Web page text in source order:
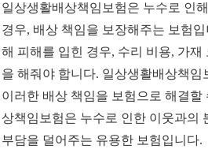
일상생활배상책임보험은 누수로 인
경우, 배상 책임을 보장해주는 보험
해 피해를 입힌 경우, 수리 비용, 가재
을 해줘야 합니다. 일상생활배상책임
이러한 배상 책임을 보험으로 해결할
상책임보험은 누수로 인한 이웃과의
부담을 덜어주는 유용한 보험입니다.